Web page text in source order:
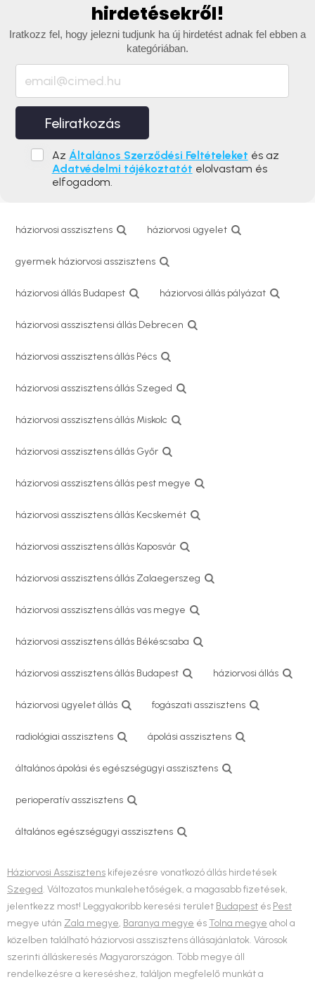
hirdetésekről!
Iratkozz fel, hogy jelezni tudjunk ha új hirdetést adnak fel ebben a
kategóriában.
Feliratkozás
Az Általános Szerződési Feltételeket és az
Adatvédelmi tájékoztatót elolvastam és
elfogadom.
háziorvosi asszisztens háziorvosi ügyelet
gyermek háziorvosi asszisztens
háziorvosi állás Budapest háziorvosi állás pályázat
háziorvosi asszisztensi állás Debrecen
háziorvosi asszisztens állás Pécs
háziorvosi asszisztens állás Szeged
háziorvosi asszisztens állás Miskolc
háziorvosi asszisztens állás Győr
háziorvosi asszisztens állás pest megye
háziorvosi asszisztens állás Kecskemét
háziorvosi asszisztens állás Kaposvár
háziorvosi asszisztens állás Zalaegerszeg
háziorvosi asszisztens állás vas megye
háziorvosi asszisztens állás Békéscsaba
háziorvosi asszisztens állás Budapest háziorvosi állás
háziorvosi ügyelet állás fogászati asszisztens
radiológiai asszisztens ápolási asszisztens
általános ápolási és egészségügyi asszisztens
perioperatív asszisztens
általános egészségügyi asszisztens
Háziorvosi Asszisztens kifejezésre vonatkozó állás hirdetések
Szeged. Változatos munkalehetőségek, a magasabb fizetések,
jelentkezz most! Leggyakoribb keresési terület Budapest és Pest
megye után Zala megye, Baranya megye ésTolna megye ahol a
közelben található háziorvosi asszisztens állásajánlatok. Városok
szerinti álláskeresés Magyarországon. Több megye áll
rendelkezésre a kereséshez, találjon megfelelő munkát a